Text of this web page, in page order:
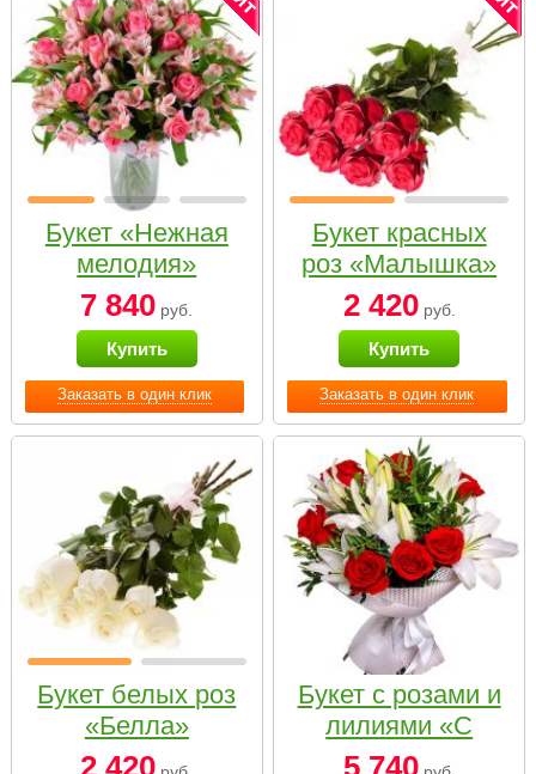
Заказать в один клик
Букет «Нежная
мелодия»
7 840 руб.
Купить
Заказать в один клик
Букет красных
роз «Малышка»
2 420руб.
Купить
Букет белых роз
«Белла»
Букет с розами и
лилиями «С
наилучшими